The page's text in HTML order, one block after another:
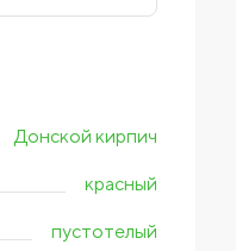
Донской кирпич
красный
пустотелый